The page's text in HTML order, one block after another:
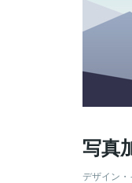
写真
デザイン・